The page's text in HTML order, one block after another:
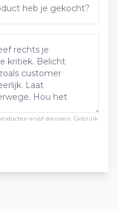
en/of diensten. Gebruik